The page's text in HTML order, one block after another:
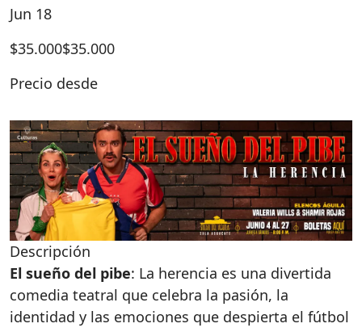
Jun 18
$35.000$35.000
Precio desde
Descripción
El sueño del pibe: La herencia es una divertida
comedia teatral que celebra la pasión, la
identidad y las emociones que despierta el fútbol